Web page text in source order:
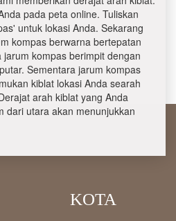
pada peta online. Tuliskan
untuk lokasi Anda. Sekarang
kompas berwarna bertepatan
kompas berimpit dengan
Sementara jarum kompas
kiblat lokasi Anda searah
arah kiblat yang Anda
dari utara akan menunjukkan
KOTA